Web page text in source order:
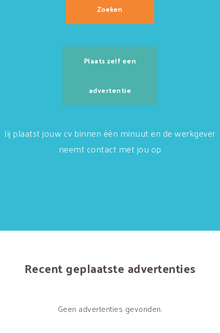
Plaats zelf een
advertentie
Jij plaatst jouw cv binnen één minuut en de werkgever
neemt contact met jou op
Recent geplaatste advertenties
Geen advertenties gevonden.